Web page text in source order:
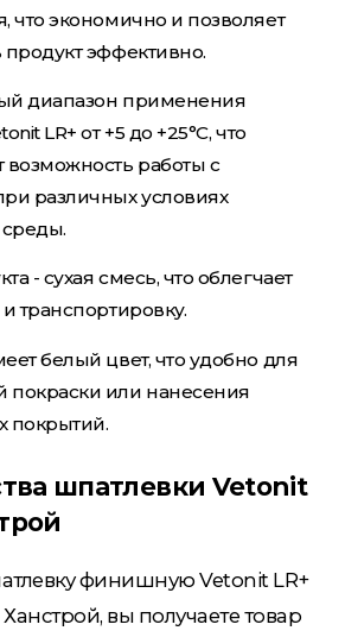
смеси
инструмент
и комплектующие
что экономично и позволяет
продукт эффективно.
диапазон применения
LR+ от +5 до +25°C, что
возможность работы с
различных условиях
- сухая смесь, что облегчает
транспортировку.
белый цвет, что удобно для
или нанесения
покрытий.
шпатлевки Vetonit
финишную Vetonit LR+
вы получаете товар